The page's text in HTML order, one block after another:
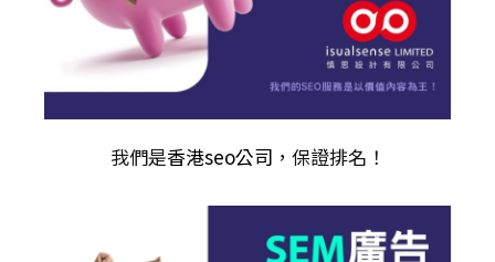
我們是香港seo公司 ，保證排名！